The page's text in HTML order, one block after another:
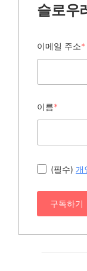
슬로우
이메일 주소*
이름*
(필수) 개
구독하기